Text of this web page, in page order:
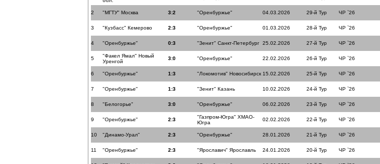
2 "МГТУ" Москва 3:2 "Оренбуржье" 04.03.2026 29-й Тур ЧР `26
3 "Кузбасс" Кемерово 2:3 "Оренбуржье" 01.03.2026 28-й Тур ЧР `26
4 "Оренбуржье" 0:3 "Зенит" Санкт-Петербург 25.02.2026 27-й Тур ЧР `26
5
"Факел Ямал" Новый
Уренгой
3:0 "Оренбуржье" 22.02.2026 26-й Тур ЧР `26
6 "Оренбуржье" 1:3 "Локомотив" Новосибирск 15.02.2026 25-й Тур ЧР `26
7 "Оренбуржье" 1:3 "Зенит" Казань 10.02.2026 24-й Тур ЧР `26
8 "Белогорье" 3:0 "Оренбуржье" 06.02.2026 23-й Тур ЧР `26
9 "Оренбуржье" 2:3
"Газпром-Югра" ХМАО-
Югра
02.02.2026 22-й Тур ЧР `26
10 "Динамо-Урал" 2:3 "Оренбуржье" 28.01.2026 21-й Тур ЧР `26
11 "Оренбуржье" 2:3 "Ярославич" Ярославль 24.01.2026 20-й Тур ЧР `26